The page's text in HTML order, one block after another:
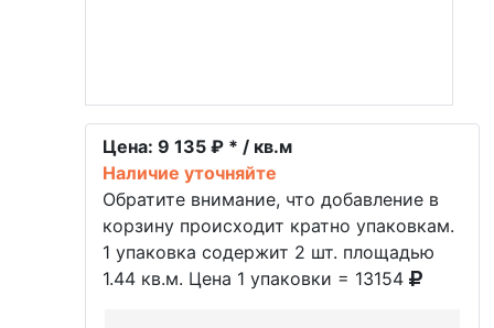
Цена: 9 135 ₽ * / кв.м
Наличие уточняйте
Обратите внимание, что добавление в
корзину происходит кратно упаковкам.
1 упаковка содержит 2 шт. площадью
1.44 кв.м. Цена 1 упаковки = 13154